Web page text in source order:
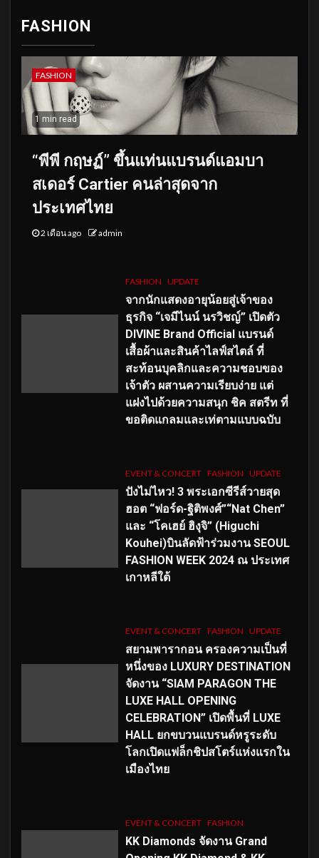
FASHION
FASHION
1 min read
“พีพี กฤษฏ์” ขึ้นแท่นแบรนด์แอมบา
สเดอร์ Cartier คนล่าสุดจาก
ประเทศไทย
2 เดือน ago admin
FASHION UPDATE
จากนักแสดงอายุน้อยสู่เจ้าของ
ธุรกิจ “เจมีไนน์ นรวิชญ์” เปิดตัว
DIVINE Brand Official แบรนด์
เสื้อผ้าและสินค้าไลฟ์สไตล์ ที่
สะท้อนบุคลิกและความชอบของ
เจ้าตัว ผสานความเรียบง่าย แต่
แฝงไปด้วยความสนุก ชิค สตรีท ที่
ขอติดแกลมและเท่ตามแบบฉบับ
EVENT & CONCERT FASHION UPDATE
ปังไม่ไหว! 3 พระเอกซีรีส์วายสุด
ฮอต “ฟอร์ด-ฐิติพงศ์”“Nat Chen”
และ “โคเฮย์ ฮิงุจิ” (Higuchi
Kouhei)บินลัดฟ้าร่วมงาน SEOUL
FASHION WEEK 2024 ณ ประเทศ
เกาหลีใต้
EVENT & CONCERT FASHION UPDATE
สยามพารากอน ครองความเป็นที่
หนึ่งของ LUXURY DESTINATION
จัดงาน “SIAM PARAGON THE
LUXE HALL OPENING
CELEBRATION” เปิดพื้นที่ LUXE
HALL ยกขบวนแบรนด์หรูระดับ
โลกเปิดแฟล็กชิปสโตร์แห่งแรกใน
เมืองไทย
EVENT & CONCERT FASHION
KK Diamonds จัดงาน Grand